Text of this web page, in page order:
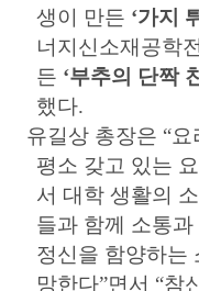
생이 만든 ‘가지
너지신소재공학
든 ‘부추의 단짝
했다.
유길상 총장은 “
평소 갖고 있는
서 대학 생활의
들과 함께 소통
정신을 함양하는
망한다”면서 “참